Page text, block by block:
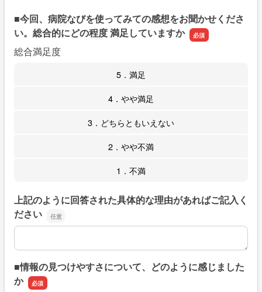
■今回、病院なびを使ってみての感想をお聞かせくださ
い。総合的にどの程度 満足していますか
総合満足度
5．満足
4．やや満足
3．どちらともいえない
2．やや不満
1．不満
上記のように回答された具体的な理由があればご記入く
ださい
上記のように回答された具体的な理由があればご記入くだ
■情報の見つけやすさについて、どのように感じました
か